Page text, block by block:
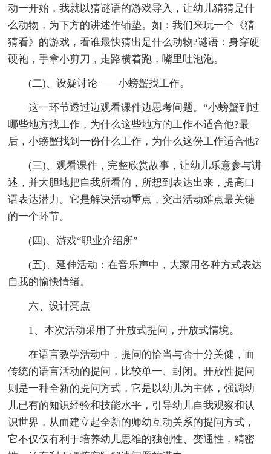
动一开始，我就以猜谜语的游戏导入，让幼儿猜猜是什
么动物，为下方的讲述作铺垫。如：我们来玩一个《猜
猜看》的游戏，看谁最快猜出是什么动物?谜语：身穿硬
硬袍，手拿小剪刀，走路横着跑，嘴里吐泡泡。
(二)、设疑讨论——小螃蟹找工作。
这一环节透过边观看课件边思考问题。“小螃蟹到过
哪些地方找工作，为什么这些地方的工作不适合他?最
后，小螃蟹找到一份什么工作，为什么这份工作适合他?
(三)、观看课件，完整欣赏故事，让幼儿乐意参与讲
述，并大胆地把自我所看的，所想到表达出来，提高口
语表达潜力。它是解决活动重点，突出活动难点最关键
的一个环节。
(四)、游戏“职业介绍所”
(五)、延伸活动：在音乐声中，大家用各种方式表达
自我的愉快情绪。
六、设计亮点
1、本次活动采用了开放式提问，开放式情境。
在语言教学活动中，提问的恰当与否十分关健，而
传统的语言活动的提问，比较单一、封闭。开放性提问
则是一种全新的提问方式，它是以幼儿为主体，强调幼
儿已有的知识经验和技能水平，引导幼儿自我观察和认
识世界，从而建立起全新的师幼互动关系的提问方式，
它不仅仅有利于培养幼儿思维的独创性、变通性，精密